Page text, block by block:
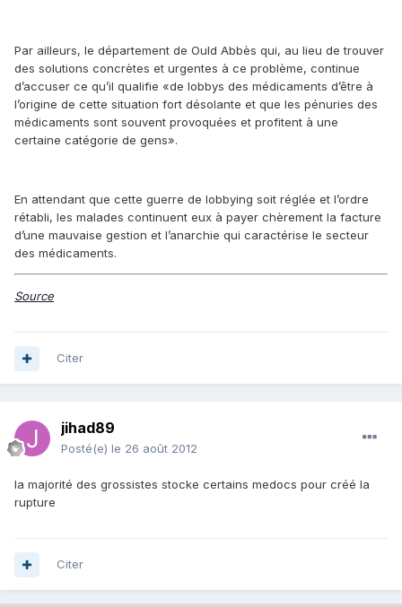
Par ailleurs, le département de Ould Abbès qui, au lieu de trouver
des solutions concrètes et urgentes à ce problème, continue
d’accuser ce qu’il qualifie «de lobbys des médicaments d’être à
l’origine de cette situation fort désolante et que les pénuries des
médicaments sont souvent provoquées et profitent à une
certaine catégorie de gens».
En attendant que cette guerre de lobbying soit réglée et l’ordre
rétabli, les malades continuent eux à payer chèrement la facture
d’une mauvaise gestion et l’anarchie qui caractérise le secteur
des médicaments.
Source
Citer
jihad89
Posté(e) le 26 août 2012
la majorité des grossistes stocke certains medocs pour créé la
rupture
Citer